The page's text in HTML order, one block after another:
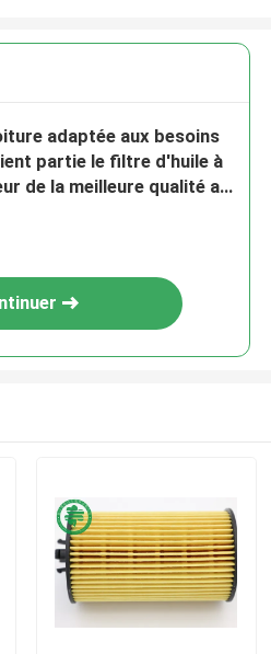
adaptée aux besoins
partie le filtre d'huile à
de la meilleure qualité a